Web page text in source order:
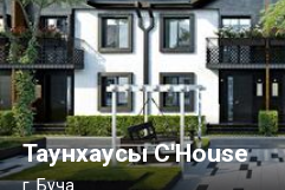
Таунхаусы C'House
г. Буча